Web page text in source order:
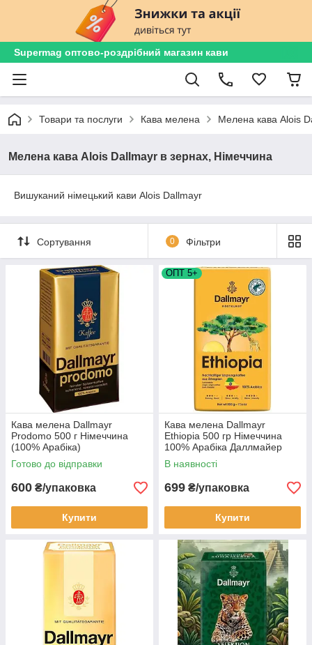
Supermag оптово-роздрібний магазин кави
Товари та послуги Кава мелена Мелена кава Alois
Мелена кава Alois Dallmayr в зернах, Німеччина
Вишуканий німецький кави Alois Dallmayr
Сортування 0 Фільтри
Кава мелена Dallmayr
Prodomo 500 г Німеччина
(100% Арабіка)
Готово до відправки
600 ₴/упаковка
Купити
ОПТ 5+
Кава мелена Dallmayr
Ethiopia 500 гр Німеччина
100% Арабіка Даллмайер
Ефіопія
В наявності
699 ₴/упаковка
Купити